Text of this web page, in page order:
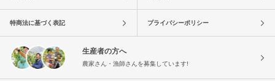
特商法に基づく表記 プライバシーポリシー
生産者の方へ
農家さん・漁師さんを募集しています!